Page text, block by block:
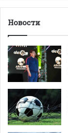
Новости